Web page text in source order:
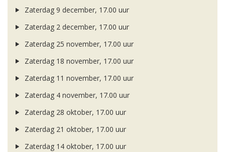
Zaterdag 9 december, 17.00 uur
Zaterdag 2 december, 17.00 uur
Zaterdag 25 november, 17.00 uur
Zaterdag 18 november, 17.00 uur
Zaterdag 11 november, 17.00 uur
Zaterdag 4 november, 17.00 uur
Zaterdag 28 oktober, 17.00 uur
Zaterdag 21 oktober, 17.00 uur
Zaterdag 14 oktober, 17.00 uur